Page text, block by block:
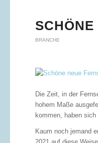
BRANCHE
Die Zeit, in der
hohem Maße
kommen, haben
Kaum noch jemand